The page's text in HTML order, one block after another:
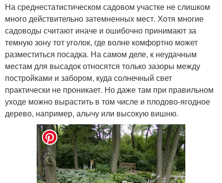
На среднестатистическом садовом участке не слишком
много действительно затемненных мест. Хотя многие
садоводы считают иначе и ошибочно принимают за
темную зону тот уголок, где волне комфортно может
разместиться посадка. На самом деле, к неудачным
местам для высадок относятся только зазоры между
постройками и забором, куда солнечный свет
практически не проникает. Но даже там при правильном
уходе можно вырастить в том числе и плодово-ягодное
дерево, например, алычу или высокую вишню.